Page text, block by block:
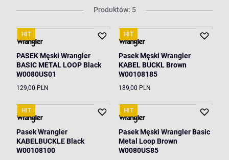
Produktów: 5
HIT
PASEK Męski Wrangler
BASIC METAL LOOP Black
W0080US01
129,00 PLN
HIT
Pasek Męski Wrangler
KABEL BUCKL Brown
W00108185
189,00 PLN
HIT
Pasek Wrangler
KABELBUCKLE Black
W00108100
HIT
Pasek Męski Wrangler Basic
Metal Loop Brown
W0080US85